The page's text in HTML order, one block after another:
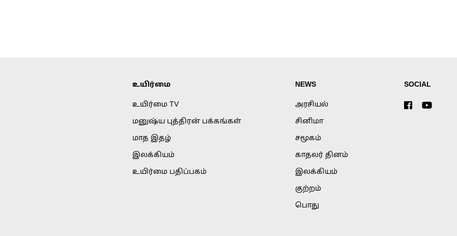
உயிர்மை
உயிர்மை TV
மனுஷ்ய புத்திரன் பக்கங்கள்
மாத இதழ்
இலக்கியம்
உயிர்மை பதிப்பகம்
NEWS
அரசியல்
சினிமா
சமூகம்
காதலர் தினம்
இலக்கியம்
குற்றம்
பொது
SOCIAL